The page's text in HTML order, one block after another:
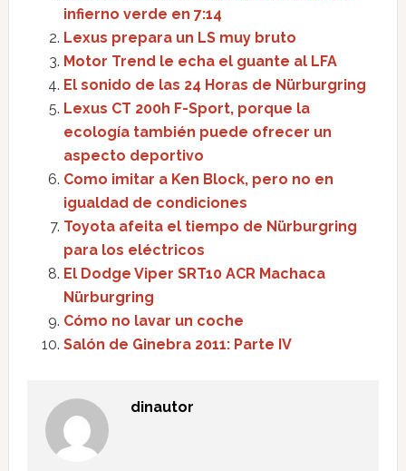
infierno verde en 7:14
Lexus prepara un LS muy bruto
Motor Trend le echa el guante al LFA
El sonido de las 24 Horas de Nürburgring
Lexus CT 200h F-Sport, porque la
ecología también puede ofrecer un
aspecto deportivo
Como imitar a Ken Block, pero no en
igualdad de condiciones
Toyota afeita el tiempo de Nürburgring
para los eléctricos
El Dodge Viper SRT10 ACR Machaca
Nürburgring
Cómo no lavar un coche
Salón de Ginebra 2011: Parte IV
dinautor